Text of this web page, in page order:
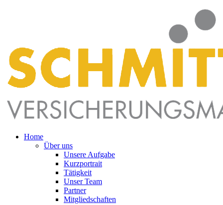
Home
Über uns
Unsere Aufgabe
Kurzportrait
Tätigkeit
Unser Team
Partner
Mitgliedschaften